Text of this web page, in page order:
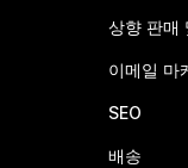
상향 판매
이메일 마
SEO
배송